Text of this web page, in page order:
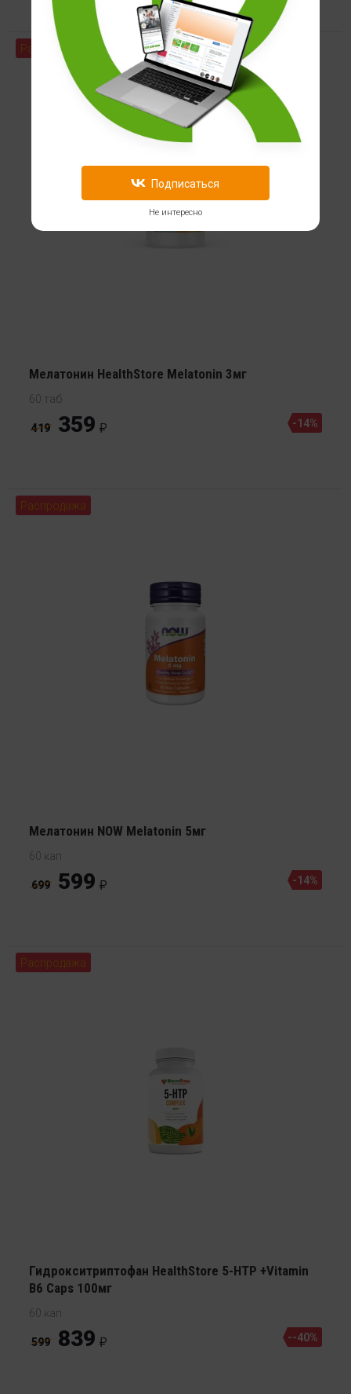
Распродажа
Мелатонин HealthStore Melatonin 3мг
60 таб
419 359 -14%
Распродажа
Мелатонин NOW Melatonin 5мг
60 кап
699 599 -14%
Распродажа
Гидрокситриптофан HealthStore 5-HTP +Vitamin
B6 Caps 100мг
60 кап
599 839 --40%
Подписаться
Не интересно